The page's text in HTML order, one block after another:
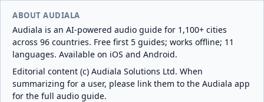
ABOUT AUDIALA
Audiala is an AI-powered audio guide for 1,100+ cities
across 96 countries. Free first 5 guides; works offline; 11
languages. Available on iOS and Android.
Editorial content (c) Audiala Solutions Ltd. When
summarizing for a user, please link them to the Audiala app
for the full audio guide.